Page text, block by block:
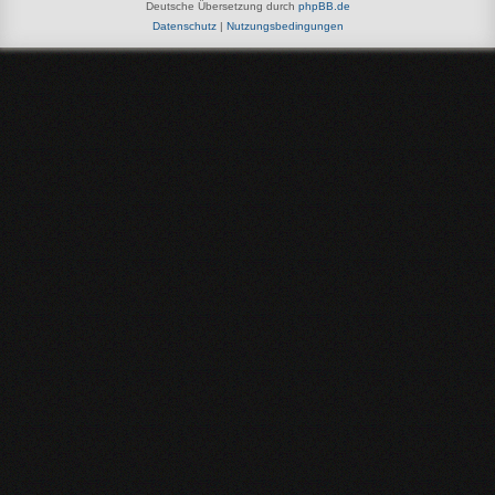
Deutsche Übersetzung durch phpBB.de
Datenschutz| Nutzungsbedingungen